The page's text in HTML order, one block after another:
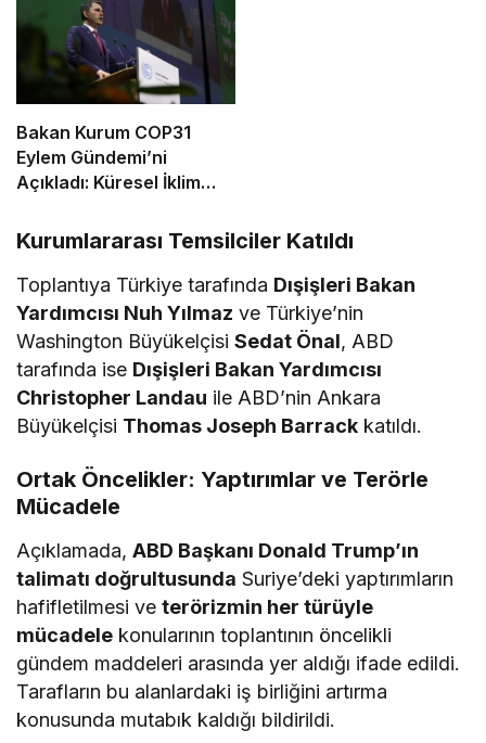
Bakan Kurum COP31
Eylem Gündemi’ni
Açıkladı: Küresel İklim
Alan Ve 6 Hedef
Kurumlararası Temsilciler Katıldı
Toplantıya Türkiye tarafında Dışişleri Bakan
Yardımcısı Nuh Yılmaz ve Türkiye’nin
Washington BüyükelçisiSedat Önal, ABD
tarafında ise Dışişleri Bakan Yardımcısı
Christopher Landau ile ABD’nin Ankara
Büyükelçisi Thomas Joseph Barrack katıldı.
Ortak Öncelikler: Yaptırımlar ve Terörle
Mücadele
Açıklamada,ABD Başkanı Donald Trump’ın
talimatı doğrultusunda Suriye’deki yaptırımların
hafifletilmesi veterörizmin her türüyle
mücadele konularının toplantının öncelikli
gündem maddeleri arasında yer aldığı ifade edildi.
Tarafların bu alanlardaki iş birliğini artırma
konusunda mutabık kaldığı bildirildi.